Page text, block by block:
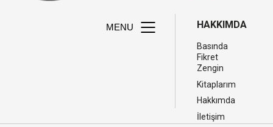
MENU HAKKIMDA
Basında
Fikret
Zengin
Kitaplarım
Hakkımda
İletişim